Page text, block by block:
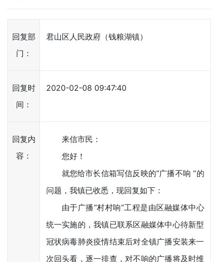
回复部
门：
君山区人民政府（钱粮湖镇）
回复时
间：
2020-02-08 09:47:40
回复内
容：
来信市民：
您好！
就您给市长信箱写信反映的“广播不响 ”的
问题，我镇已收悉，现回复如下：
由于广播“村村响”工程是由区融媒体中心
统一实施的，我镇已联系区融媒体中心待新型
冠状病毒肺炎疫情结束后对全镇广播安装来一
次回头看，逐一排查，对不响的广播将及时维